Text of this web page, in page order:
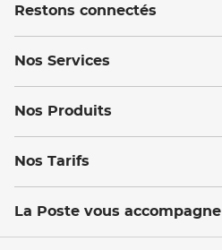
Restons connectés
Nos Services
Nos Produits
Nos Tarifs
La Poste vous accompagne